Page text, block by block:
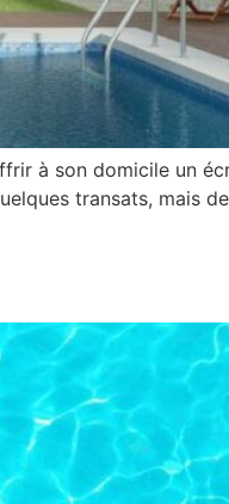
à son domicile un
transats, mais